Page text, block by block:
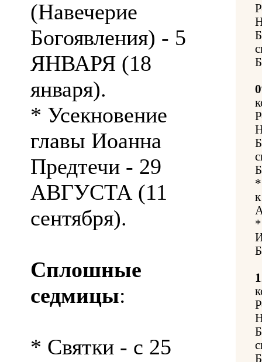
(Навечерие
Богоявления) - 5
ЯНВАРЯ (18
января).
* Усекновение
главы Иоанна
Предтечи - 29
АВГУСТА (11
сентября).
Сплошные
седмицы:
* Святки - с 25